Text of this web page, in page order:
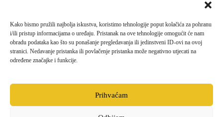
Kako bismo pružili najbolja iskustva, koristimo tehnologije poput kolačića za pohranu
i/ili pristup informacijama o uređaju. Pristanak na ove tehnologije omogućit će nam
obradu podataka kao što su ponašanje pregledavanja ili jedinstveni ID-ovi na ovoj
stranici. Nedavanje pristanka ili povlačenje pristanka može negativno utjecati na
određene značajke i funkcije.
Prihvaćam
Režiju ove nagrađivane predstave potpisuje Petar Veček, kao i
scenografiju, dok je Mario Kovač dramaturg i glazbeni
suradnik, a Hana Letica kostimografkinja. Inače, autor teksta
Borivoj Radaković jedan je od najzanimljivijih suvremenih